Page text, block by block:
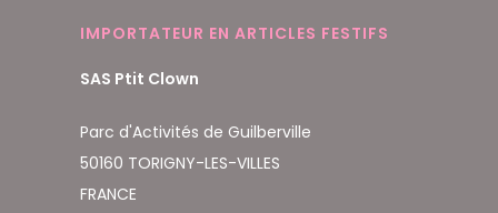
IMPORTATEUR EN ARTICLES FESTIFS
SAS Ptit Clown
Parc d'Activités de Guilberville
50160 TORIGNY-LES-VILLES
FRANCE